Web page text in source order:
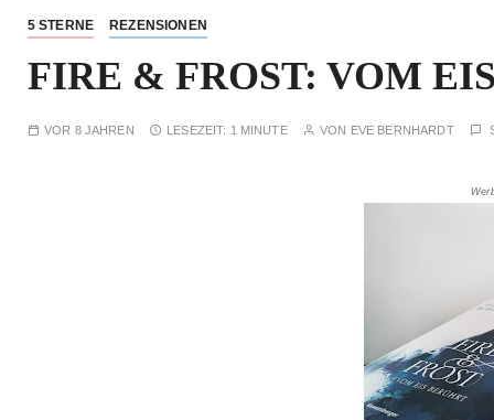
5 STERNE REZENSIONEN
FIRE & FROST: VOM
VOR 8 JAHREN LESEZEIT: 1 MINUTE VON EVE BERNHARDT